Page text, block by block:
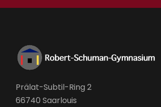
Prälat-Subtil-Ring 2
66740 Saarlouis